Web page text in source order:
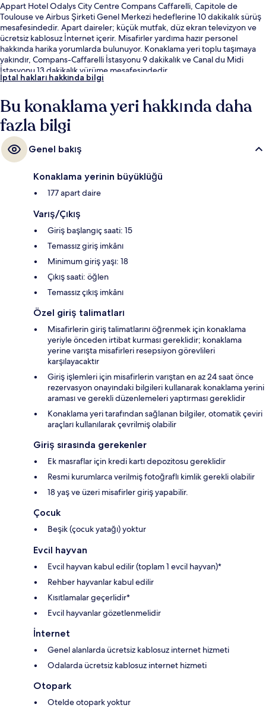
Appart Hotel Odalys City Centre Compans Caffarelli, Capitole de
Toulouse ve Airbus Şirketi Genel Merkezi hedeflerine 10 dakikalık sürüş
mesafesindedir. Apart daireler; küçük mutfak, düz ekran televizyon ve
ücretsiz kablosuz İnternet içerir. Misafirler yardıma hazır personel
hakkında harika yorumlarda bulunuyor. Konaklama yeri toplu taşımaya
yakındır, Compans-Caffarelli İstasyonu 9 dakikalık ve Canal du Midi
İstasyonu 13 dakikalık yürüme mesafesindedir.
İptal hakları hakkında bilgi
Bu konaklama yeri hakkında daha
fazla bilgi
Genel bakış
Konaklama yerinin büyüklüğü
177 apart daire
Varış/Çıkış
Giriş başlangıç saati: 15
Temassız giriş imkânı
Minimum giriş yaşı: 18
Çıkış saati: öğlen
Temassız çıkış imkânı
Özel giriş talimatları
Misafirlerin giriş talimatlarını öğrenmek için konaklama
yeriyle önceden irtibat kurması gereklidir; konaklama
yerine varışta misafirleri resepsiyon görevlileri
karşılayacaktır
Giriş işlemleri için misafirlerin varıştan en az 24 saat önce
rezervasyon onayındaki bilgileri kullanarak konaklama yerini
araması ve gerekli düzenlemeleri yaptırması gereklidir
Konaklama yeri tarafından sağlanan bilgiler, otomatik çeviri
araçları kullanılarak çevrilmiş olabilir
Giriş sırasında gerekenler
Ek masraflar için kredi kartı depozitosu gereklidir
Resmi kurumlarca verilmiş fotoğraflı kimlik gerekli olabilir
18 yaş ve üzeri misafirler giriş yapabilir.
Çocuk
Beşik (çocuk yatağı) yoktur
Evcil hayvan
Evcil hayvan kabul edilir (toplam 1 evcil hayvan)*
Rehber hayvanlar kabul edilir
Kısıtlamalar geçerlidir*
Evcil hayvanlar gözetlenmelidir
İnternet
Genel alanlarda ücretsiz kablosuz internet hizmeti
Odalarda ücretsiz kablosuz internet hizmeti
Otopark
Otelde otopark yoktur